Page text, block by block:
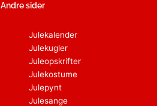
Andre sider
Julekalender
Julekugler
Juleopskrifter
Julekostume
Julepynt
Julesange